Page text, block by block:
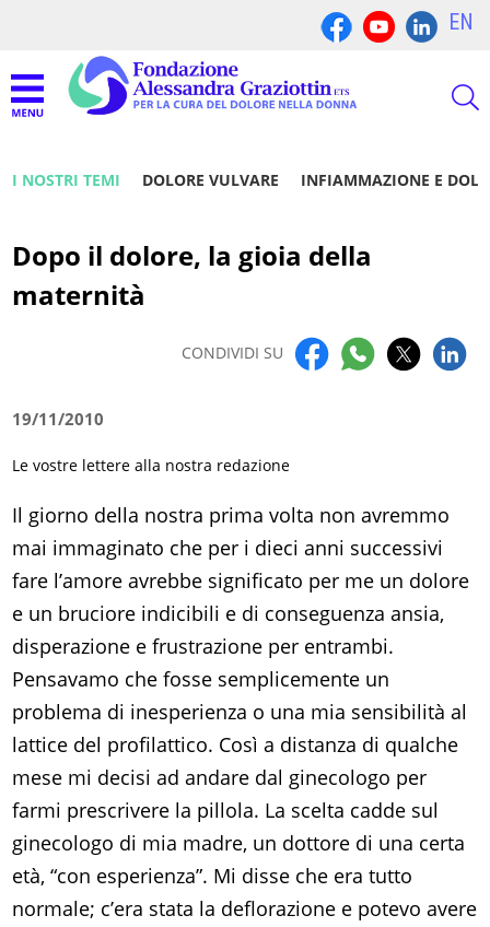
EN
I NOSTRI TEMI DOLORE VULVARE INFIAMMAZIONE E
Dopo il dolore, la gioia della
maternità
CONDIVIDI SU
19/11/2010
Le vostre lettere alla nostra redazione
Il giorno della nostra prima volta non avremmo
mai immaginato che per i dieci anni successivi
fare l’amore avrebbe significato per me un dolore
e un bruciore indicibili e di conseguenza ansia,
disperazione e frustrazione per entrambi.
Pensavamo che fosse semplicemente un
problema di inesperienza o una mia sensibilità al
lattice del profilattico. Così a distanza di qualche
mese mi decisi ad andare dal ginecologo per
farmi prescrivere la pillola. La scelta cadde sul
ginecologo di mia madre, un dottore di una certa
età, “con esperienza”. Mi disse che era tutto
normale; c’era stata la deflorazione e potevo avere